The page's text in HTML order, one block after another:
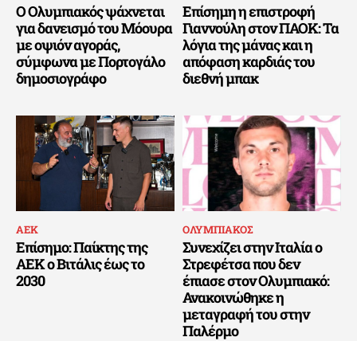
Ο Ολυμπιακός ψάχνεται
για δανεισμό του Μόουρα
με οψιόν αγοράς,
σύμφωνα με Πορτογάλο
δημοσιογράφο
Επίσημη η επιστροφή
Γιαννούλη στον ΠΑΟΚ: Τα
λόγια της μάνας και η
απόφαση καρδιάς του
διεθνή μπακ
ΑΕΚ
Επίσημο: Παίκτης της
ΑΕΚ ο Βιτάλις έως το
2030
ΟΛΥΜΠΙΑΚΟΣ
Συνεχίζει στην Ιταλία ο
Στρεφέτσα που δεν
έπιασε στον Ολυμπιακό:
Ανακοινώθηκε η
μεταγραφή του στην
Παλέρμο